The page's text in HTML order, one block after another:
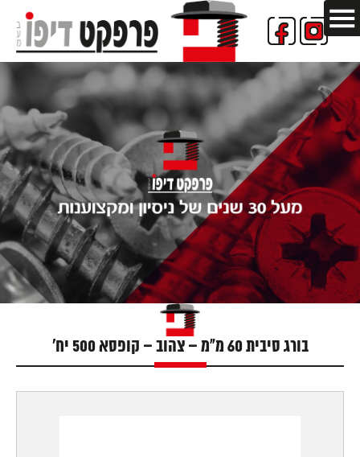
בורג סיבית 60 מ"מ – צהוב – קופסא 500 יח'